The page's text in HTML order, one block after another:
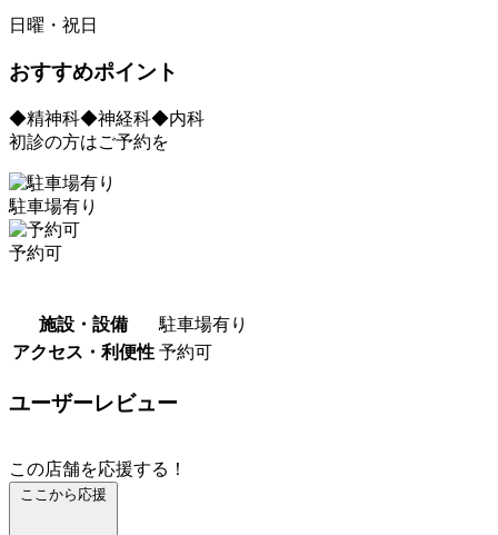
日曜・祝日
おすすめポイント
◆精神科◆神経科◆内科
初診の方はご予約を
駐車場有り
予約可
施設・設備
駐車場有り
アクセス・利便性 予約可
ユーザーレビュー
この店舗を応援する！
ここから応援